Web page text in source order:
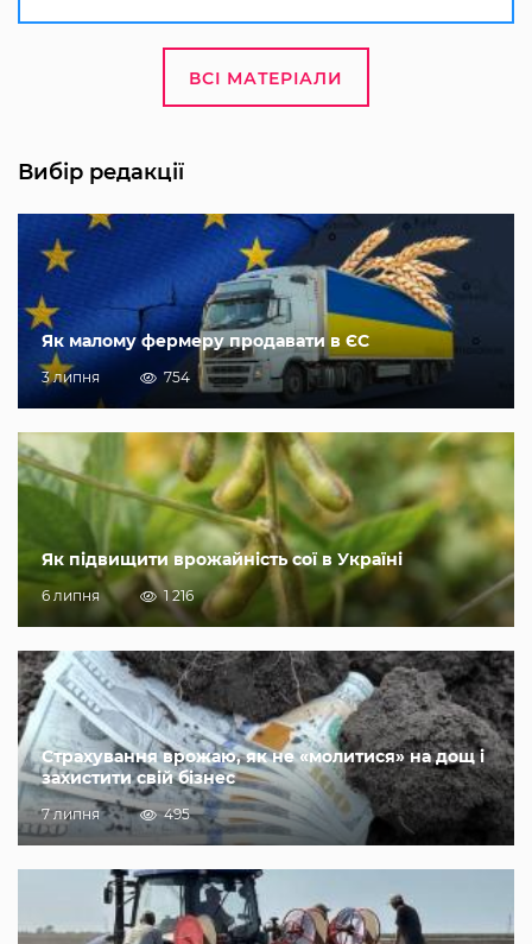
ВСІ МАТЕРІАЛИ
Вибір редакції
Як малому фермеру продавати в ЄС
3 липня 754
Як підвищити врожайність сої в Україні
6 липня 1 216
Страхування врожаю, як не «молитися» на дощ і
захистити свій бізнес
7 липня 495